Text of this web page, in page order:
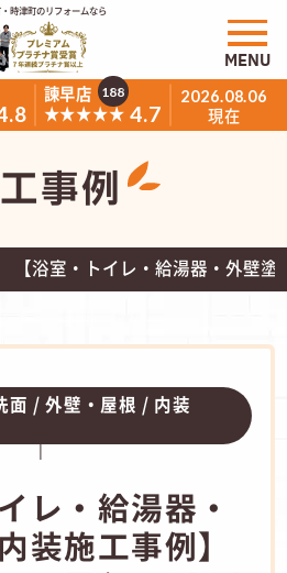
時津町のリフォームなら
諫早店
★★★★★ 4.7
188 2026.08.06
現在
MENU
事例
【浴室・トイレ・給湯器・外壁
面 外壁・屋根
内装
レ・給湯器・
装施工事例】